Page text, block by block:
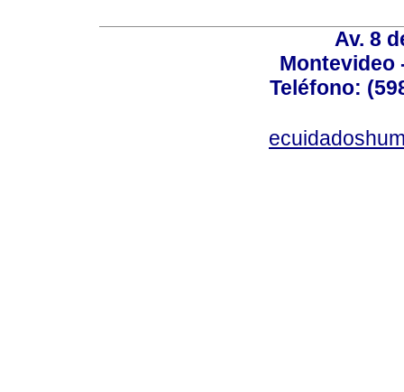
Av. 8
Montevideo
Teléfono: